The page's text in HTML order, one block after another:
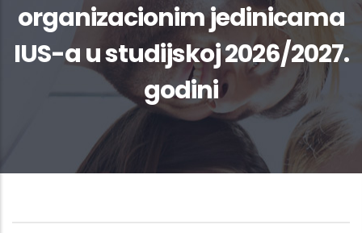
organizacionim jedinicama
IUS-a u studijskoj 2026/2027.
godini